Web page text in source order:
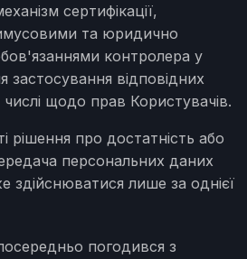
сертифікації,
та юридично
контролера у
застосування відповідних
числі щодо прав Користувачів.
рішення про достатність або
персональних даних
лише за однієї
погодився з